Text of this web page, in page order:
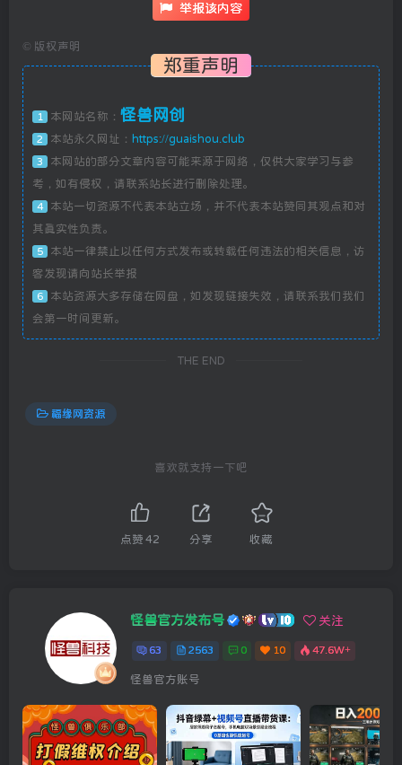
举报该内容
© 版权声明
郑重声明
1 本网站名称： 怪兽网创
2 本站永久网址： https://guaishou.club
3
本网站的部分文章内容可能来源于网络，仅供大家学习与参
考，如有侵权，请联系站长进行删除处理。
4
本站一切资源不代表本站立场，并不代表本站赞同其观点和对
其真实性负责。
5
本站一律禁止以任何方式发布或转载任何违法的相关信息，访
客发现请向站长举报
6
本站资源大多存储在网盘，如发现链接失效，请联系我们我们
会第一时间更新。
THE END
福缘网资源
喜欢就支持一下吧
点赞 42 分享 收藏
怪兽官方发布号 关注
63 2563 0 10 47.6W+
怪兽官方账号